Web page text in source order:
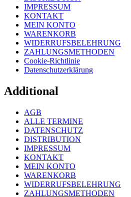
IMPRESSUM
KONTAKT
MEIN KONTO
WARENKORB
WIDERRUFSBELEHRUNG
ZAHLUNGSMETHODEN
Cookie-Richtlinie
Datenschutzerklärung
Additional
AGB
ALLE TERMINE
DATENSCHUTZ
DISTRIBUTION
IMPRESSUM
KONTAKT
MEIN KONTO
WARENKORB
WIDERRUFSBELEHRUNG
ZAHLUNGSMETHODEN